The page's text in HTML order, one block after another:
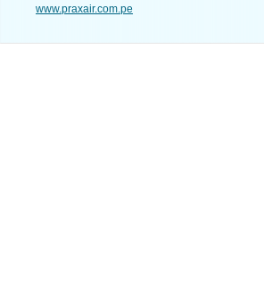
www.praxair.com.pe